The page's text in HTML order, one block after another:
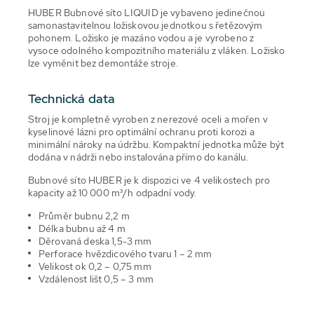
HUBER Bubnové síto LIQUID je vybaveno jedinečnou
samonastavitelnou ložiskovou jednotkou s řetězovým
pohonem. Ložisko je mazáno vodou a je vyrobeno z
vysoce odolného kompozitního materiálu z vláken. Ložisko
lze vyměnit bez demontáže stroje.
Technická data
Stroj je kompletně vyroben z nerezové oceli a mořen v
kyselinové lázni pro optimální ochranu proti korozi a
minimální nároky na údržbu. Kompaktní jednotka může být
dodána v nádrži nebo instalována přímo do kanálu.
Bubnové síto HUBER je k dispozici ve 4 velikostech pro
kapacity až 10 000 m³/h odpadní vody.
Průměr bubnu 2,2 m
Délka bubnu až 4 m
Děrovaná deska 1,5-3 mm
Perforace hvězdicového tvaru 1 – 2 mm
Velikost ok 0,2 – 0,75 mm
Vzdálenost lišt 0,5 – 3 mm